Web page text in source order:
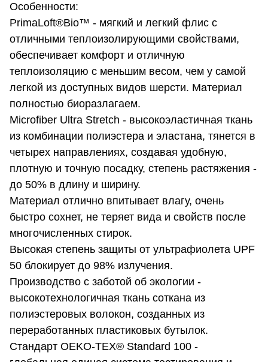
Особенности:
PrimaLoft®Bio™ - мягкий и легкий флис с
отличными теплоизолирующими свойствами,
обеспечивает комфорт и отличную
теплоизоляцию с меньшим весом, чем у самой
легкой из доступных видов шерсти. Материал
полностью биоразлагаем.
Microfiber Ultra Stretch - высокоэластичная ткань
из комбинации полиэстера и эластана, тянется в
четырех направлениях, создавая удобную,
плотную и точную посадку, степень растяжения -
до 50% в длину и ширину.
Материал отлично впитывает влагу, очень
быстро сохнет, не теряет вида и свойств после
многочисленных стирок.
Высокая степень защиты от ультрафиолета UPF
50 блокирует до 98% излучения.
Производство с заботой об экологии -
высокотехнологичная ткань соткана из
полиэстеровых волокон, созданных из
переработанных пластиковых бутылок.
Стандарт OEKO-TEX® Standard 100 -